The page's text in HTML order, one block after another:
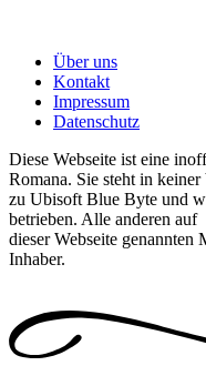
Über uns
Kontakt
Impressum
Datenschutz
Diese Webseite ist eine
Romana. Sie steht in
zu Ubisoft Blue Byte und
betrieben. Alle anderen auf
dieser Webseite
Inhaber.